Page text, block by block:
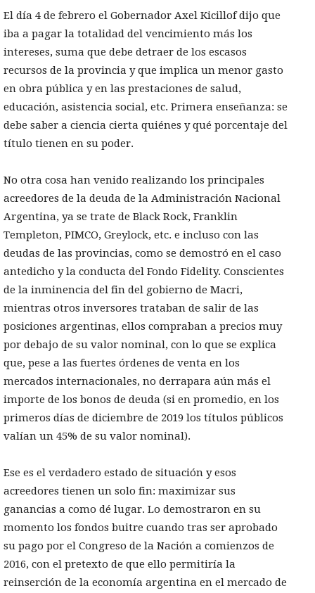
El día 4 de febrero el Gobernador Axel Kicillof dijo que
iba a pagar la totalidad del vencimiento más los
intereses, suma que debe detraer de los escasos
recursos de la provincia y que implica un menor gasto
en obra pública y en las prestaciones de salud,
educación, asistencia social, etc. Primera enseñanza: se
debe saber a ciencia cierta quiénes y qué porcentaje del
título tienen en su poder.
No otra cosa han venido realizando los principales
acreedores de la deuda de la Administración Nacional
Argentina, ya se trate de Black Rock, Franklin
Templeton, PIMCO, Greylock, etc. e incluso con las
deudas de las provincias, como se demostró en el caso
antedicho y la conducta del Fondo Fidelity. Conscientes
de la inminencia del fin del gobierno de Macri,
mientras otros inversores trataban de salir de las
posiciones argentinas, ellos compraban a precios muy
por debajo de su valor nominal, con lo que se explica
que, pese a las fuertes órdenes de venta en los
mercados internacionales, no derrapara aún más el
importe de los bonos de deuda (si en promedio, en los
primeros días de diciembre de 2019 los títulos públicos
valían un 45% de su valor nominal).
Ese es el verdadero estado de situación y esos
acreedores tienen un solo fin: maximizar sus
ganancias a como dé lugar. Lo demostraron en su
momento los fondos buitre cuando tras ser aprobado
su pago por el Congreso de la Nación a comienzos de
2016, con el pretexto de que ello permitiría la
reinserción de la economía argentina en el mercado de